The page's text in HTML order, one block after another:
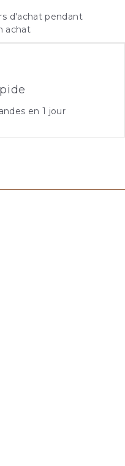
d'achat pendant
achat
en 1 jour